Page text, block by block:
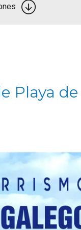
Playa de